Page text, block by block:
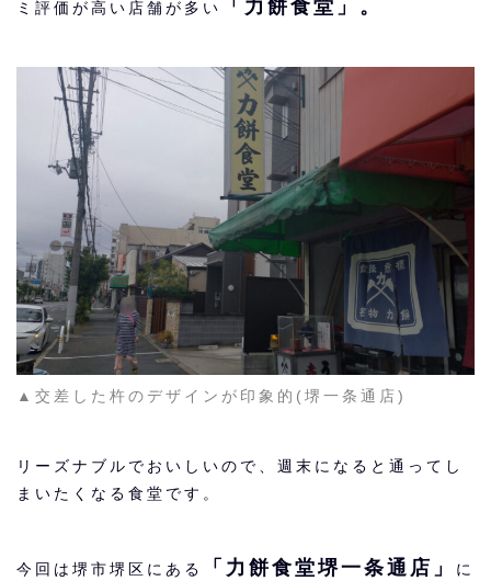
ミ評価が高い店舗が多い
「力餅食堂」。
▲交差した杵のデザインが印象的(堺一条通店)
リーズナブルでおいしいので、週末になると通ってし
まいたくなる食堂です。
今回は堺市堺区にある 「力餅食堂堺一条通店」
に